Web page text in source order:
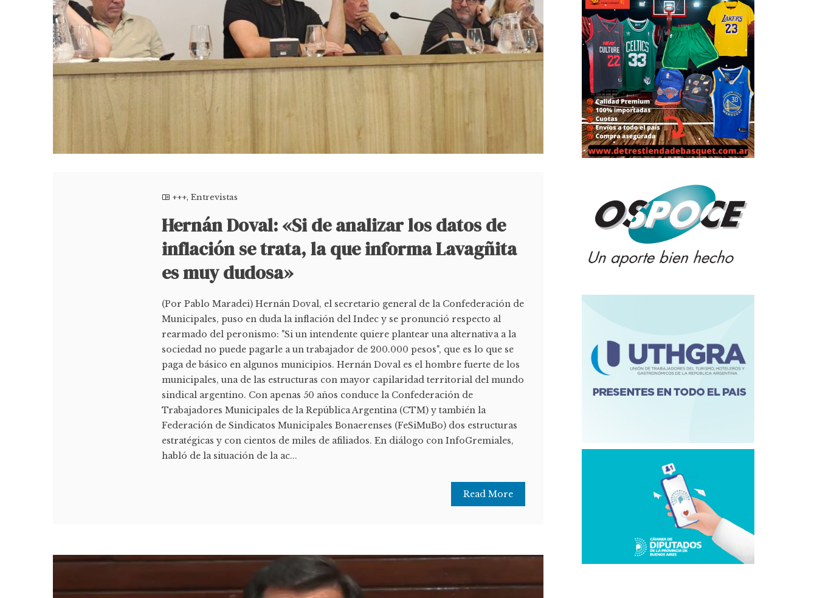
+++,Entrevistas
Hernán Doval: «Si de analizar los datos de
inflación se trata, la que informa Lavagñita
es muy dudosa»
(Por Pablo Maradei) Hernán Doval, el secretario general de la Confederación de
Municipales, puso en duda la inflación del Indec y se pronunció respecto al
rearmado del peronismo: "Si un intendente quiere plantear una alternativa a la
sociedad no puede pagarle a un trabajador de 200.000 pesos", que es lo que se
paga de básico en algunos municipios. Hernán Doval es el hombre fuerte de los
municipales, una de las estructuras con mayor capilaridad territorial del mundo
sindical argentino. Con apenas 50 años conduce la Confederación de
Trabajadores Municipales de la República Argentina (CTM) y también la
Federación de Sindicatos Municipales Bonaerenses (FeSiMuBo) dos estructuras
estratégicas y con cientos de miles de afiliados. En diálogo con InfoGremiales,
habló de la situación de la ac...
Read More